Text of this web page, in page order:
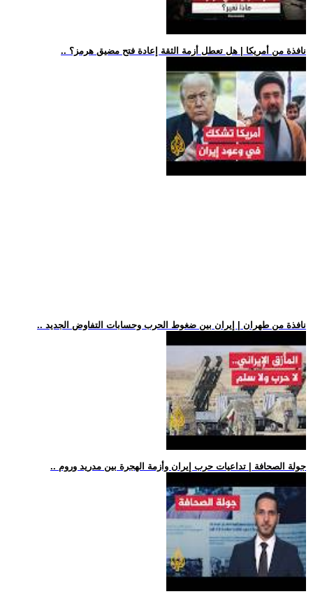
.. نافذة من أمريكا | هل تعطل أزمة الثقة إعادة فتح مضيق هرمز؟
.. نافذة من طهران | إيران بين ضغوط الحرب وحسابات التفاوض الجديد
.. جولة الصحافة | تداعيات حرب إيران وأزمة الهجرة بين مدريد وروم